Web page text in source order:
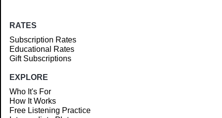
RATES
Subscription Rates
Educational Rates
Gift Subscriptions
EXPLORE
Who It's For
How It Works
Free Listening Practice